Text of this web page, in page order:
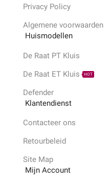
Privacy Policy
Algemene voorwaarden
Huismodellen
De Raat PT Kluis
De Raat ET Kluis
HOT
Defender
Klantendienst
Contacteer ons
Retourbeleid
Site Map
Mijn Account